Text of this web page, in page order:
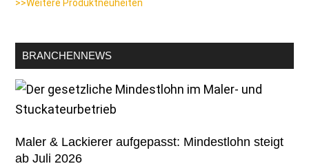
>>Weitere Produktneuheiten
BRANCHENNEWS
Maler & Lackierer aufgepasst: Mindestlohn steigt
ab Juli 2026